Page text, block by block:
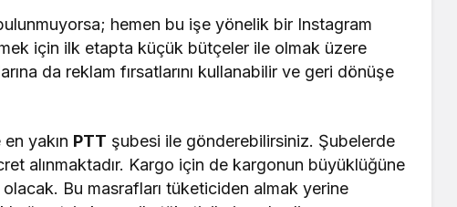
hemen bu işe yönelik bir Instagram
için ilk etapta küçük bütçeler ile olmak üzere
da reklam fırsatlarını kullanabilir ve geri dönüşe
yakın PTT şubesi ile gönderebilirsiniz. Şubelerde
alınmaktadır. Kargo için de kargonun büyüklüğüne
olacak. Bu masrafları tüketiciden almak yerine